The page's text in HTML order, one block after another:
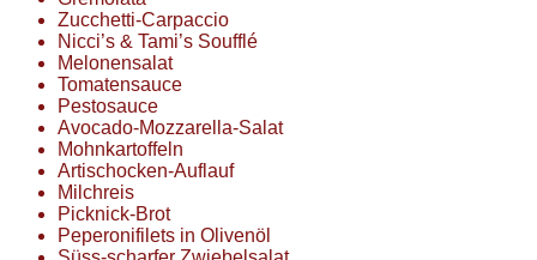
Zucchetti-Carpaccio
Nicci’s & Tami’s Soufflé
Melonensalat
Tomatensauce
Pestosauce
Avocado-Mozzarella-Salat
Mohnkartoffeln
Artischocken-Auflauf
Milchreis
Picknick-Brot
Peperonifilets in Olivenöl